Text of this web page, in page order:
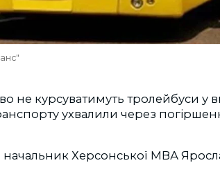
не курсуватимуть тролейбуси у
ухвалили через
начальник Херсонської МВА